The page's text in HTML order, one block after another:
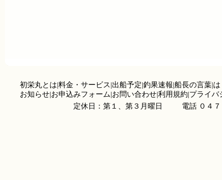
初栄丸とは|料金・サービス|出船予定|釣果速報|船長の言葉|
お知らせ|お申込みフォーム|お問い合わせ|利用規約|プライバ
定休日：第１、第３月曜日
電話 ０４